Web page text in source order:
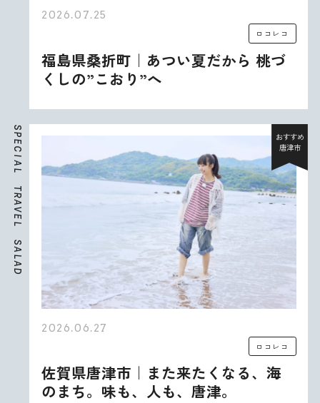
2026.07.25
ロコレコ
福島県桑折町｜あつい夏だから 桃づ
くしの”こおり”へ
S
P
E
C
I
A
L
T
R
A
V
E
L
S
A
L
A
D
おすすめ
唐津市
2026.06.27
ロコレコ
佐賀県唐津市｜また来たくなる、海
のまち。味も、人も、唐津。